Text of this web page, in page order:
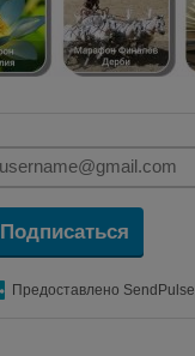
Подписаться
Предоставлено SendPulse